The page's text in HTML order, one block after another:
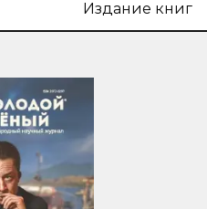
Издание книг